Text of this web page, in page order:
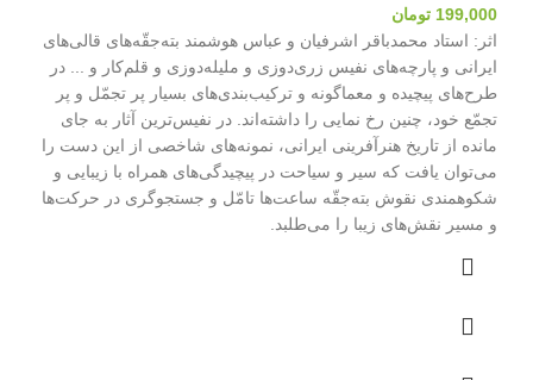
199,000 تومان
اثر: استاد محمدباقر اشرفیان و عباس هوشمند بته‌جقّه‌های قالی‌های
ایرانی و پارچه‌های نفیس زری‌دوزی و ملیله‌دوزی و قلم‌کار و ... در
طرح‌های پیچیده و معماگونه و ترکیب‌بندی‌های بسیار پر تجمّل و پر
تجمّع خود، چنین رخ نمایی را داشته‌اند. در نفیس‌ترین آثار به جای
مانده از تاریخ هنرآفرینی ایرانی، نمونه‌های شاخصی از این دست را
می‌توان یافت که سیر و سیاحت در پیچیدگی‌های همراه با زیبایی و
شکوهمندی نقوش بته‌جقّه ساعت‌ها تامّل و جستجوگری در حرکت‌ها
و مسیر نقش‌های زیبا را می‌طلبد.